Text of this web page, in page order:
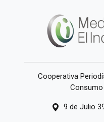
Cooperativa
Consumo
9 de Julio